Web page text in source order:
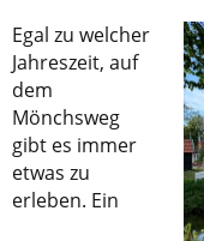
Egal zu welcher
Jahreszeit, auf
dem
Mönchsweg
gibt es immer
etwas zu
erleben. Ein